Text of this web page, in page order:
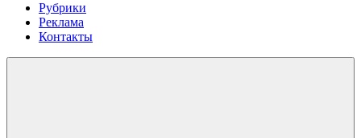
Рубрики
Реклама
Контакты